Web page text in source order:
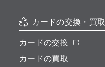
カードの交換・買取
カードの交換
カードの買取